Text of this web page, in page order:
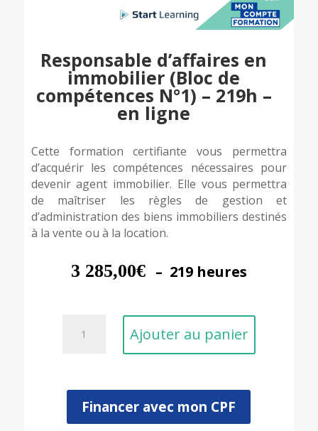
Responsable d’affaires en
immobilier (Bloc de
compétences N°1) – 219h –
en ligne
Cette formation certifiante vous permettra
d’acquérir les compétences nécessaires pour
devenir agent immobilier. Elle vous permettra
de maîtriser les règles de gestion et
d’administration des biens immobiliers destinés
à la vente ou à la location.
3 285,00€ – 219 heures
Responsable
en
immobilier
(Bloc
Ajouter au panier
Financer avec mon CPF